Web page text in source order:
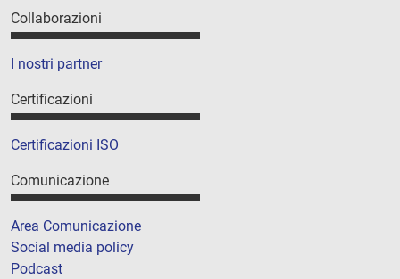
Collaborazioni
I nostri partner
Certificazioni
Certificazioni ISO
Comunicazione
Area Comunicazione
Social media policy
Podcast